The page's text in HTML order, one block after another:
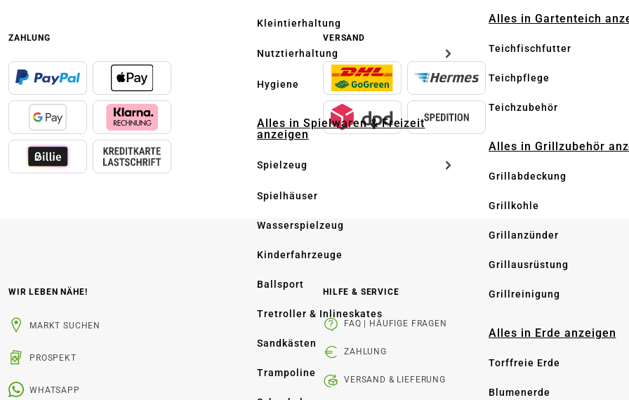
Kleintierhaltung
Nutztierhaltung
Hygiene
Alles in Spielwaren & Freizeit
anzeigen
Spielzeug
Spielhäuser
Wasserspielzeug
Kinderfahrzeuge
Ballsport
Tretroller & Inlineskates
Sandkästen
Trampoline
Alles in Gartenteich
Teichfischfutter
Teichpflege
Teichzubehör
Alles in Grillzubehör
Grillabdeckung
Grillkohle
Grillanzünder
Grillausrüstung
Grillreinigung
Alles in Erde anzeigen
Torffreie Erde
Blumenerde
ZAHLUNG VERSAND
WIR LEBEN NÄHE!
MARKT SUCHEN
PROSPEKT
WHATSAPP
HILFE & SERVICE
FAQ | HÄUFIGE FRAGEN
ZAHLUNG
VERSAND & LIEFERUNG